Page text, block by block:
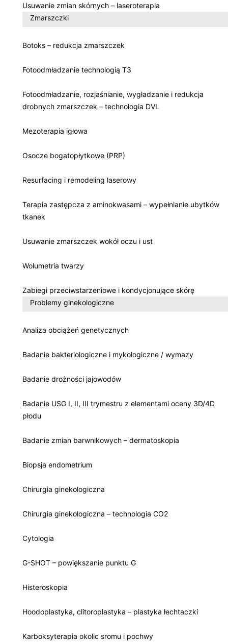
Usuwanie zmian skórnych – laseroterapia
Zmarszczki
Botoks – redukcja zmarszczek
Fotoodmładzanie technologią T3
Fotoodmładzanie, rozjaśnianie, wygładzanie i redukcja
drobnych zmarszczek – technologia DVL
Mezoterapia igłowa
Osocze bogatopłytkowe (PRP)
Resurfacing i remodeling laserowy
Terapia zastępcza z aminokwasami – wypełnianie ubytków
tkanek
Usuwanie zmarszczek wokół oczu i ust
Wolumetria twarzy
Zabiegi przeciwstarzeniowe i kondycjonujące skórę
Problemy ginekologiczne
Analiza obciążeń genetycznych
Badanie bakteriologiczne i mykologiczne / wymazy
Badanie drożności jajowodów
Badanie USG I, II, III trymestru z elementami oceny 3D/4D
płodu
Badanie zmian barwnikowych – dermatoskopia
Biopsja endometrium
Chirurgia ginekologiczna
Chirurgia ginekologiczna – technologia CO2
Cytologia
G-SHOT – powiększanie punktu G
Histeroskopia
Hoodoplastyka, clitoroplastyka – plastyka łechtaczki
Karboksyterapia okolic sromu i pochwy